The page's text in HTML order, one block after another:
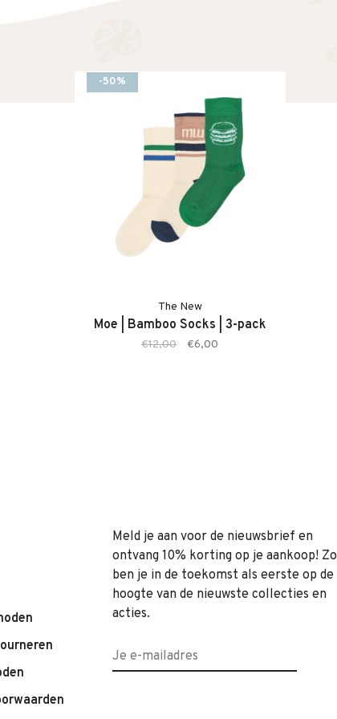
-50%
The New
Moe | Bamboo Socks | 3-pack
€12,00 €6,00
Meld je aan voor de nieuwsbrief en
ontvang 10% korting op je aankoop! Zo
ben je in de toekomst als eerste op de
hoogte van de nieuwste collecties en
acties.